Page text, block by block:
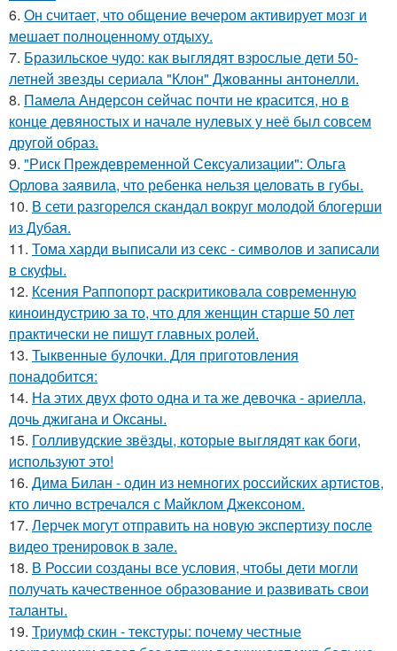
6. Он считает, что общение вечером активирует мозг и
мешает полноценному отдыху.
7. Бразильское чудо: как выглядят взрослые дети 50-
летней звезды сериала "Клон" Джованны антонелли.
8. Памела Андерсон сейчас почти не красится, но в
конце девяностых и начале нулевых у неё был совсем
другой образ.
9. "Риск Преждевременной Сексуализации": Ольга
Орлова заявила, что ребенка нельзя целовать в губы.
10. В сети разгорелся скандал вокруг молодой блогерши
из Дубая.
11. Тома харди выписали из секс - символов и записали
в скуфы.
12. Ксения Раппопорт раскритиковала современную
киноиндустрию за то, что для женщин старше 50 лет
практически не пишут главных ролей.
13. Тыквенные булочки. Для приготовления
понадобится:
14. На этих двух фото одна и та же девочка - ариелла,
дочь джигана и Оксаны.
15. Голливудские звёзды, которые выглядят как боги,
используют это!
16. Дима Билан - один из немногих российских артистов,
кто лично встречался с Майклом Джексоном.
17. Лерчек могут отправить на новую экспертизу после
видео тренировок в зале.
18. В России созданы все условия, чтобы дети могли
получать качественное образование и развивать свои
таланты.
19. Триумф скин - текстуры: почему честные